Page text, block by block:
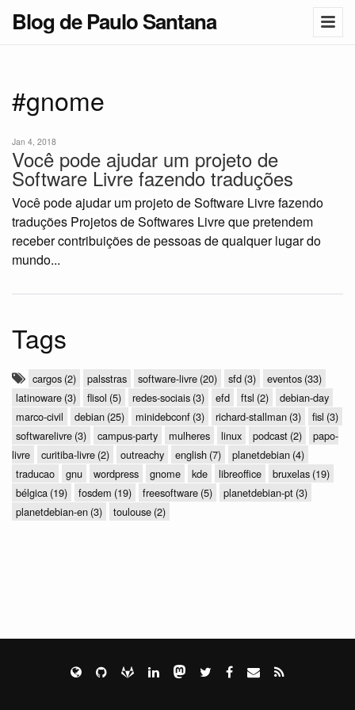
Blog de Paulo Santana
#gnome
Jan 4, 2018
Você pode ajudar um projeto de
Software Livre fazendo traduções
Você pode ajudar um projeto de Software Livre fazendo
traduções Projetos de Softwares Livre que pretendem
receber contribuições de pessoas de qualquer lugar do
mundo...
Tags
cargos (2) palsstras software-livre (20) sfd (3) eventos (33)
latinoware (3) flisol (5) redes-sociais (3) efd ftsl (2)
debian-day
marco-civil
debian (25) minidebconf (3) richard-stallman (3) fisl (3)
softwarelivre (3) campus-party mulheres linux podcast (2)
papo-
livre
curitiba-livre (2) outreachy english (7) planetdebian (4)
traducao
gnu wordpress gnome kde libreoffice bruxelas (19)
bélgica (19) fosdem (19) freesoftware (5) planetdebian-pt (3)
planetdebian-en (3) toulouse (2)